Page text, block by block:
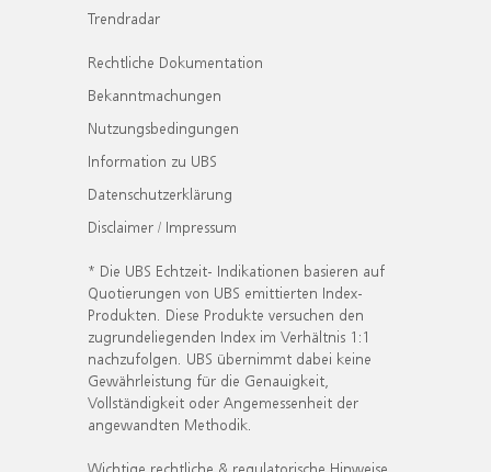
Trendradar
Rechtliche Dokumentation
Bekanntmachungen
Nutzungsbedingungen
Information zu UBS
Datenschutzerklärung
Disclaimer / Impressum
* Die UBS Echtzeit- Indikationen basieren auf
Quotierungen von UBS emittierten Index-
Produkten. Diese Produkte versuchen den
zugrundeliegenden Index im Verhältnis 1:1
nachzufolgen. UBS übernimmt dabei keine
Gewährleistung für die Genauigkeit,
Vollständigkeit oder Angemessenheit der
angewandten Methodik.